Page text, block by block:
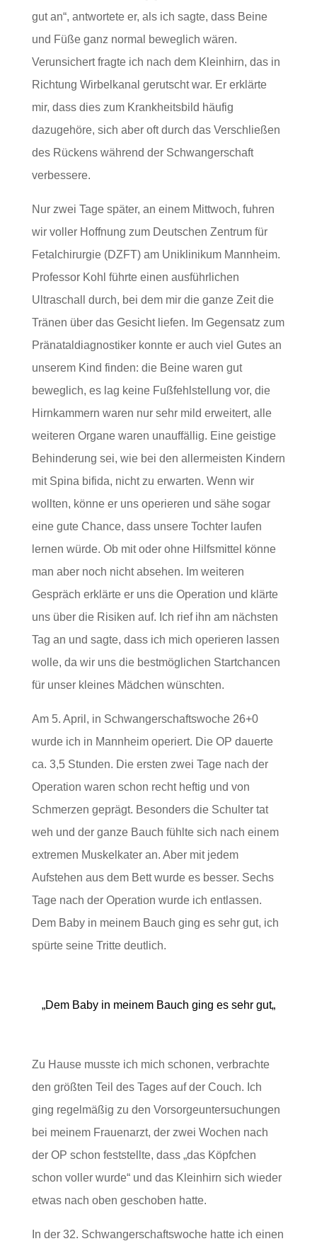
gut an“, antwortete er, als ich sagte, dass Beine
und Füße ganz normal beweglich wären.
Verunsichert fragte ich nach dem Kleinhirn, das in
Richtung Wirbelkanal gerutscht war. Er erklärte
mir, dass dies zum Krankheitsbild häufig
dazugehöre, sich aber oft durch das Verschließen
des Rückens während der Schwangerschaft
verbessere.
Nur zwei Tage später, an einem Mittwoch, fuhren
wir voller Hoffnung zum Deutschen Zentrum für
Fetalchirurgie (DZFT) am Uniklinikum Mannheim.
Professor Kohl führte einen ausführlichen
Ultraschall durch, bei dem mir die ganze Zeit die
Tränen über das Gesicht liefen. Im Gegensatz zum
Pränataldiagnostiker konnte er auch viel Gutes an
unserem Kind finden: die Beine waren gut
beweglich, es lag keine Fußfehlstellung vor, die
Hirnkammern waren nur sehr mild erweitert, alle
weiteren Organe waren unauffällig. Eine geistige
Behinderung sei, wie bei den allermeisten Kindern
mit Spina bifida, nicht zu erwarten. Wenn wir
wollten, könne er uns operieren und sähe sogar
eine gute Chance, dass unsere Tochter laufen
lernen würde. Ob mit oder ohne Hilfsmittel könne
man aber noch nicht absehen. Im weiteren
Gespräch erklärte er uns die Operation und klärte
uns über die Risiken auf. Ich rief ihn am nächsten
Tag an und sagte, dass ich mich operieren lassen
wolle, da wir uns die bestmöglichen Startchancen
für unser kleines Mädchen wünschten.
Am 5. April, in Schwangerschaftswoche 26+0
wurde ich in Mannheim operiert. Die OP dauerte
ca. 3,5 Stunden. Die ersten zwei Tage nach der
Operation waren schon recht heftig und von
Schmerzen geprägt. Besonders die Schulter tat
weh und der ganze Bauch fühlte sich nach einem
extremen Muskelkater an. Aber mit jedem
Aufstehen aus dem Bett wurde es besser. Sechs
Tage nach der Operation wurde ich entlassen.
Dem Baby in meinem Bauch ging es sehr gut, ich
spürte seine Tritte deutlich.
„Dem Baby in meinem Bauch ging es sehr gut„
Zu Hause musste ich mich schonen, verbrachte
den größten Teil des Tages auf der Couch. Ich
ging regelmäßig zu den Vorsorgeuntersuchungen
bei meinem Frauenarzt, der zwei Wochen nach
der OP schon feststellte, dass „das Köpfchen
schon voller wurde“ und das Kleinhirn sich wieder
etwas nach oben geschoben hatte.
In der 32. Schwangerschaftswoche hatte ich einen